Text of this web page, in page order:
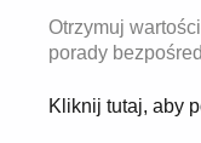
Otrzymuj
porady
Kliknij tutaj, aby